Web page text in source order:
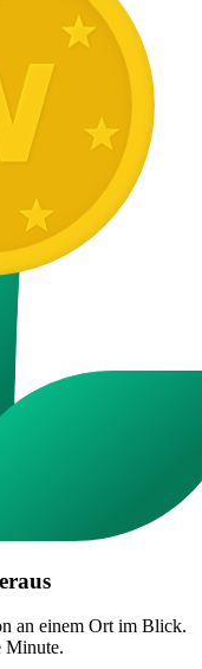
an einem Ort im Blick.
Minute.